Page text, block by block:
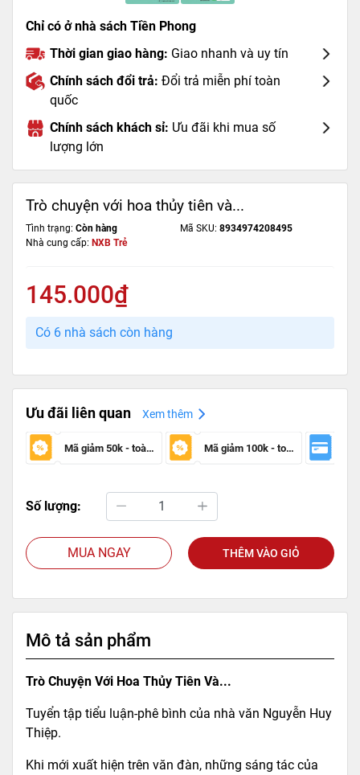
Chỉ có ở nhà sách Tiền Phong
Thời gian giao hàng: Giao nhanh và uy tín
Chính sách đổi trả: Đổi trả miễn phí toàn
quốc
Chính sách khách sỉ: Ưu đãi khi mua số
lượng lớn
Trò chuyện với hoa thủy tiên và...
Tình trạng: Còn hàng Mã SKU: 8934974208495
Nhà cung cấp: NXB Trẻ
145.000₫
Có 6 nhà sách còn hàng
Ưu đãi liên quan Xem thêm
Mã giảm 50k - toàn sàn Mã giảm 100k - toàn sàn
Số lượng:
MUA NGAY THÊM VÀO GIỎ
Mô tả sản phẩm
Trò Chuyện Với Hoa Thủy Tiên Và...
Tuyển tập tiểu luận-phê bình của nhà văn Nguyễn Huy
Thiệp.
Khi mới xuất hiện trên văn đàn, những sáng tác của